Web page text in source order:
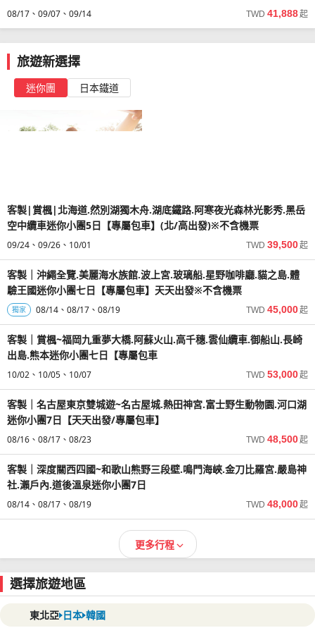
08/17 09/07 09/14 TWD 41,888起
旅遊新選擇
迷你團 日本鐵道
客製|賞楓|北海道.然別湖獨木舟.湖底鐵路.阿寒夜光森林光影秀.黑岳
空中纜車迷你小團5日【專屬包車】(北/高出發)※不含機票
09/24 09/26 10/01 TWD 39,500起
客製｜沖繩全覽.美麗海水族館.波上宮.玻璃船.星野咖啡廳.貓之島.體
驗王國迷你小團七日【專屬包車】天天出發※不含機票
獨家 08/14 08/17 08/19 TWD 45,000起
客製｜賞楓~福岡九重夢大橋.阿蘇火山.高千穗.雲仙纜車.御船山.長崎
出島.熊本迷你小團七日【專屬包車
10/02 10/05 10/07 TWD 53,000起
客製｜名古屋東京雙城遊~名古屋城.熱田神宮.富士野生動物園.河口湖
迷你小團7日【天天出發/專屬包車】
08/16 08/17 08/23 TWD 48,500起
客製｜深度關西四國~和歌山熊野三段壁.鳴門海峽.金刀比羅宮.嚴島神
社.瀨戶內.道後溫泉迷你小團7日
08/14 08/17 08/19 TWD 48,000起
更多行程
選擇旅遊地區
東北亞 日本 韓國